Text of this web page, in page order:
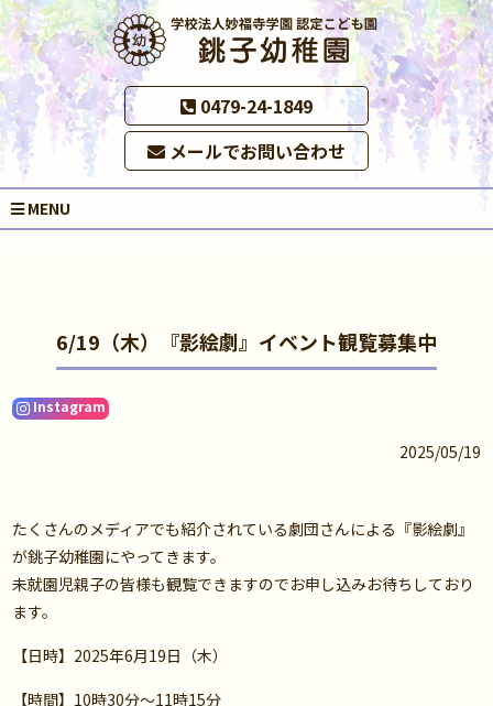
0479-24-1849
メールでお問い合わせ
MENU
6/19（木）『影絵劇』イベント観覧募集中
Instagram
2025/05/19
たくさんのメディアでも紹介されている劇団さんによる『影絵劇』
が銚子幼稚園にやってきます。
未就園児親子の皆様も観覧できますのでお申し込みお待ちしており
ます。
【日時】2025年6月19日（木）
【時間】10時30分～11時15分